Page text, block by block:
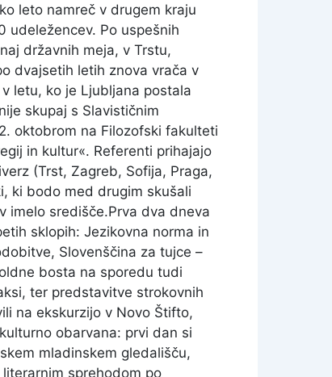
leto namreč v drugem kraju
udeležencev. Po uspešnih
državnih meja, v Trstu,
dvajsetih letih znova vrača v
letu, ko je Ljubljana postala
skupaj s Slavističnim
oktobrom na Filozofski fakulteti
in kultur«. Referenti prihajajo
(Trst, Zagreb, Sofija, Praga,
ki bodo med drugim skušali
imelo središče.Prva dva dneva
sklopih: Jezikovna norma in
Slovenščina za tujce –
bosta na sporedu tudi
ter predstavitve strokovnih
na ekskurzijo v Novo Štifto,
obarvana: prvi dan si
mladinskem gledališču,
sprehodom po